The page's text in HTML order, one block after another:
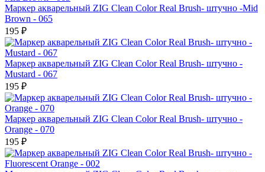
Маркер акварельный ZIG Clean Color Real Brush- штучно -Mid
Brown - 065
195 ₽
Маркер акварельный ZIG Clean Color Real Brush- штучно -
Mustard - 067
195 ₽
Маркер акварельный ZIG Clean Color Real Brush- штучно -
Orange - 070
195 ₽